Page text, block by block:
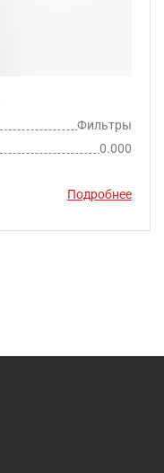
Фильтры
0.000
Подробнее